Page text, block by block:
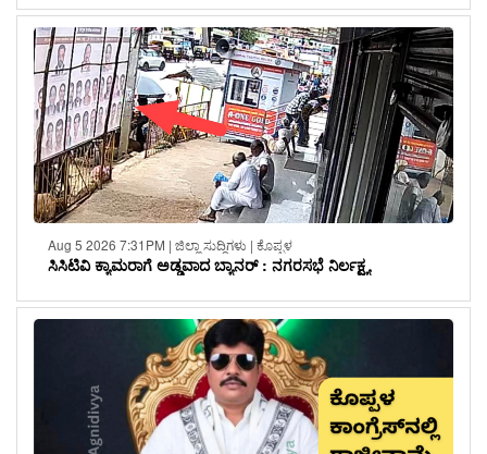
Aug 5 2026 7:31PM | ಜಿಲ್ಲಾ ಸುದ್ದಿಗಳು | ಕೊಪ್ಪಳ
ಸಿಸಿಟಿವಿ ಕ್ಯಾಮರಾಗೆ ಅಡ್ಡವಾದ ಬ್ಯಾನರ್ : ನಗರಸಭೆ ನಿರ್ಲಕ್ಷ್ಯ